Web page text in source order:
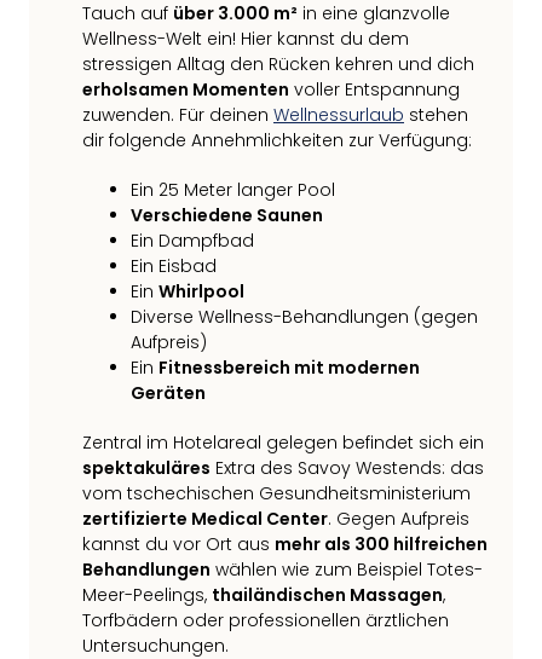
Tauch auf über 3.000 m² in eine glanzvolle
Wellness-Welt ein! Hier kannst du dem
stressigen Alltag den Rücken kehren und dich
erholsamen Momenten voller Entspannung
zuwenden. Für deinen Wellnessurlaub stehen
dir folgende Annehmlichkeiten zur Verfügung:
Ein 25 Meter langer Pool
Verschiedene Saunen
Ein Dampfbad
Ein Eisbad
Ein Whirlpool
Diverse Wellness-Behandlungen (gegen
Aufpreis)
Ein Fitnessbereich mit modernen
Geräten
Zentral im Hotelareal gelegen befindet sich ein
spektakuläres Extra des Savoy Westends: das
vom tschechischen Gesundheitsministerium
zertifizierte Medical Center. Gegen Aufpreis
kannst du vor Ort aus mehr als 300 hilfreichen
Behandlungen wählen wie zum Beispiel Totes-
Meer-Peelings, thailändischen Massagen,
Torfbädern oder professionellen ärztlichen
Untersuchungen.